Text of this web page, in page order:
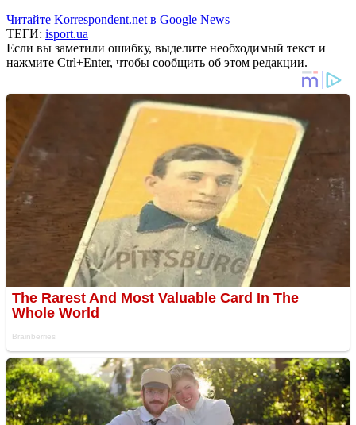
Читайте Korrespondent.net в Google News
ТЕГИ: isport.ua
Если вы заметили ошибку, выделите необходимый текст и
нажмите Ctrl+Enter, чтобы сообщить об этом редакции.